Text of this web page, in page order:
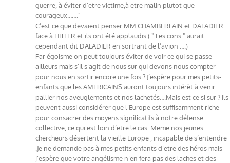
guerre, à éviter d’etre victime,à etre malin plutot que
courageux……."
C’est ce que devaient penser MM CHAMBERLAIN et DALADIER
face à HITLER et ils ont été applaudis ( " Les cons " aurait
cependant dit DALADIER en sortrant de l’avion ….)
Par égoisme on peut toujours éviter de voir ce qui se passe
ailleurs mais s’il s’agit de nous sur qui devons nous compter
pour nous en sortir encore une fois ? J’espère pour mes petits-
enfants que les AMERICAINS auront toujours intérèt à venir
pallier nos aveuglements et nos lachetés….Mais est ce si sur ? ils
peuvent aussi considérer que l’Europe est suffisamment riche
pour consacrer des moyens significatifs à notre défense
collective, ce qui est loin d’etre le cas. Meme nos jeunes
chercheurs désertent la vieille Europe , incapable de s’entendre
.Je ne demande pas à mes petits enfants d’etre des héros mais
j’espère que votre angélisme n’en fera pas des laches et des